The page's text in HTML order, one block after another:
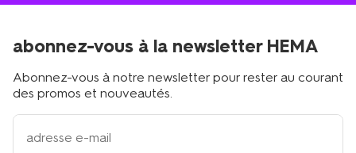
abonnez-vous à la newsletter HEMA
Abonnez-vous à notre newsletter pour rester au courant
des promos et nouveautés.
votre
adresse